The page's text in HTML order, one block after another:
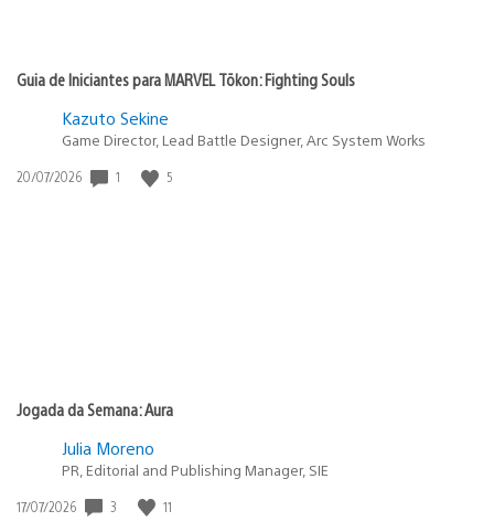
Guia de Iniciantes para MARVEL Tōkon: Fighting Souls
Kazuto Sekine
Game Director, Lead Battle Designer, Arc System Works
Data
20/07/2026 1 5
Jogada da Semana: Aura
Julia Moreno
PR, Editorial and Publishing Manager, SIE
Data
17/07/2026 3 11